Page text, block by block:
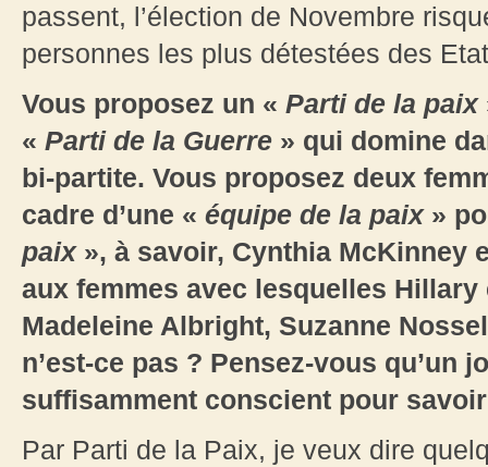
passent, l’élection de Novembre
personnes les plus détestées des
Vous proposez un « Parti de la paix
« Parti de la Guerre » qui domine
bi-partite. Vous proposez deux
cadre d’une « équipe de la paix»
paix», à savoir, Cynthia McKinney
aux femmes avec lesquelles Hillary
Madeleine Albright, Suzanne
n’est-ce pas ? Pensez-vous qu’un
suffisamment conscient pour
Par Parti de la Paix, je veux dire